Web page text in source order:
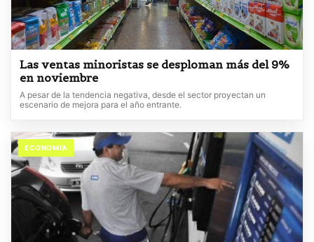
Las ventas minoristas se desploman más del 9%
en noviembre
A pesar de la tendencia negativa, desde el sector proyectan un
escenario de mejora para el año entrante.
ECONOMIA